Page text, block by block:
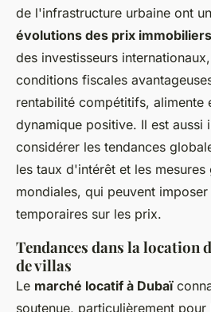
de l'infrastructure urbaine ont
évolutions des prix immobiliers
des investisseurs
conditions fiscales
rentabilité compétitifs, alimente
dynamique positive. Il est aussi
considérer les tendances
les taux d'intérêt et les mesures
mondiales, qui peuvent
temporaires sur les prix.
Tendances dans la location
de villas
Le marché locatif à Dubaï
soutenue, particulièrement